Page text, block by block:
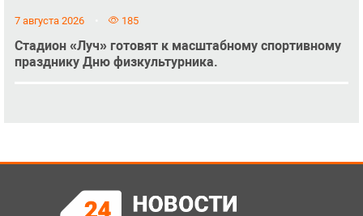
7 августа 2026 185
Стадион «Луч» готовят к масштабному спортивному
празднику Дню физкультурника.